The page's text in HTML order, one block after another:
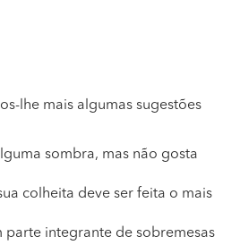
lhe mais algumas sugestões
sombra, mas não gosta
colheita deve ser feita o mais
parte integrante de sobremesas